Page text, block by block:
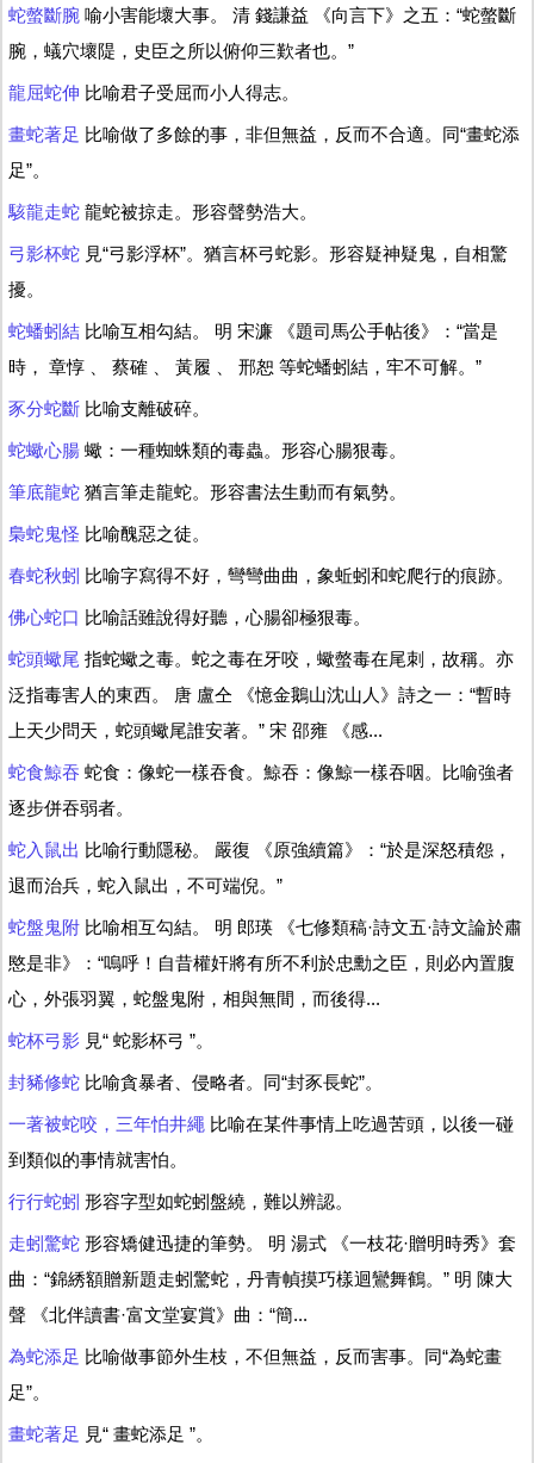
蛇螫斷腕 喻小害能壞大事。 清 錢謙益 《向言下》之五：“蛇螫斷
腕，蟻穴壞隄，史臣之所以俯仰三歎者也。”
龍屈蛇伸 比喻君子受屈而小人得志。
畫蛇著足 比喻做了多餘的事，非但無益，反而不合適。同“畫蛇添
足”。
駭龍走蛇 龍蛇被掠走。形容聲勢浩大。
弓影杯蛇 見“弓影浮杯”。猶言杯弓蛇影。形容疑神疑鬼，自相驚
擾。
蛇蟠蚓結 比喻互相勾結。 明 宋濂 《題司馬公手帖後》：“當是
時， 章惇 、 蔡確 、 黃履 、 邢恕 等蛇蟠蚓結，牢不可解。”
豕分蛇斷 比喻支離破碎。
蛇蠍心腸 蠍：一種蜘蛛類的毒蟲。形容心腸狠毒。
筆底龍蛇 猶言筆走龍蛇。形容書法生動而有氣勢。
梟蛇鬼怪 比喻醜惡之徒。
春蛇秋蚓 比喻字寫得不好，彎彎曲曲，象蚯蚓和蛇爬行的痕跡。
佛心蛇口 比喻話雖說得好聽，心腸卻極狠毒。
蛇頭蠍尾 指蛇蠍之毒。蛇之毒在牙咬，蠍螫毒在尾刺，故稱。亦
泛指毒害人的東西。 唐 盧仝 《憶金鵝山沈山人》詩之一：“暫時
上天少問天，蛇頭蠍尾誰安著。” 宋 邵雍 《感...
蛇食鯨吞 蛇食：像蛇一樣吞食。鯨吞：像鯨一樣吞咽。比喻強者
逐步併吞弱者。
蛇入鼠出 比喻行動隱秘。 嚴復 《原強續篇》：“於是深怒積怨，
退而治兵，蛇入鼠出，不可端倪。”
蛇盤鬼附 比喻相互勾結。 明 郎瑛 《七修類稿·詩文五·詩文論於肅
愍是非》：“嗚呼！自昔權奸將有所不利於忠勳之臣，則必內置腹
心，外張羽翼，蛇盤鬼附，相與無間，而後得...
蛇杯弓影 見“ 蛇影杯弓 ”。
封豨修蛇 比喻貪暴者、侵略者。同“封豕長蛇”。
一著被蛇咬，三年怕井繩 比喻在某件事情上吃過苦頭，以後一碰
到類似的事情就害怕。
行行蛇蚓 形容字型如蛇蚓盤繞，難以辨認。
走蚓驚蛇 形容矯健迅捷的筆勢。 明 湯式 《一枝花·贈明時秀》套
曲：“錦綉額贈新題走蚓驚蛇，丹青幀摸巧樣迴鸞舞鶴。” 明 陳大
聲 《北伴讀書·富文堂宴賞》曲：“簡...
為蛇添足 比喻做事節外生枝，不但無益，反而害事。同“為蛇畫
足”。
畫蛇著足 見“ 畫蛇添足 ”。